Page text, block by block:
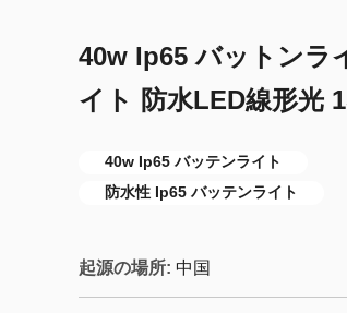
40w Ip65 バットンラ
イト 防水LED線形光
40w Ip65 バッテンライト
防水性 Ip65 バッテンライト
起源の場所: 中国